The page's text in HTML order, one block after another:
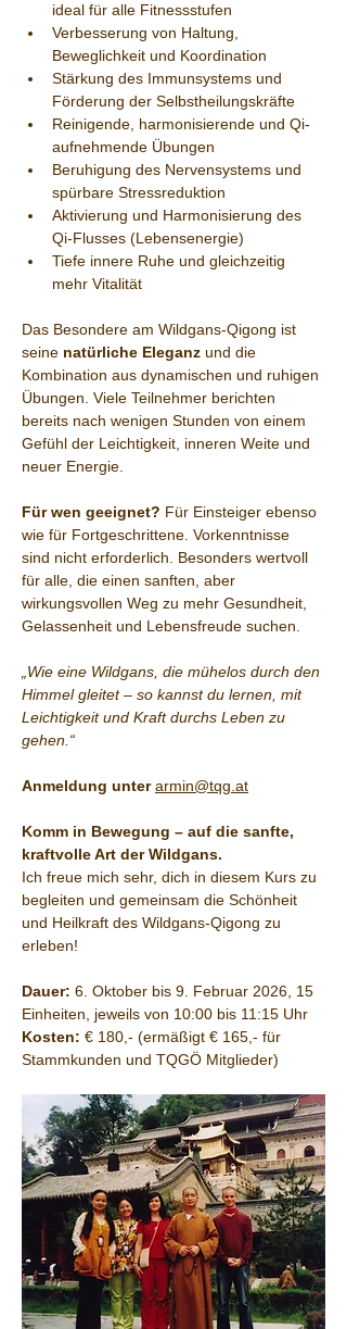
ideal für alle Fitnessstufen
Verbesserung von Haltung,
Beweglichkeit und Koordination
Stärkung des Immunsystems und
Förderung der Selbstheilungskräfte
Reinigende, harmonisierende und Qi-
aufnehmende Übungen
Beruhigung des Nervensystems und
spürbare Stressreduktion
Aktivierung und Harmonisierung des
Qi-Flusses (Lebensenergie)
Tiefe innere Ruhe und gleichzeitig
mehr Vitalität
Das Besondere am Wildgans-Qigong ist
seine natürliche Eleganz und die
Kombination aus dynamischen und ruhigen
Übungen. Viele Teilnehmer berichten
bereits nach wenigen Stunden von einem
Gefühl der Leichtigkeit, inneren Weite und
neuer Energie.
Für wen geeignet? Für Einsteiger ebenso
wie für Fortgeschrittene. Vorkenntnisse
sind nicht erforderlich. Besonders wertvoll
für alle, die einen sanften, aber
wirkungsvollen Weg zu mehr Gesundheit,
Gelassenheit und Lebensfreude suchen.
„Wie eine Wildgans, die mühelos durch den
Himmel gleitet – so kannst du lernen, mit
Leichtigkeit und Kraft durchs Leben zu
gehen.“
Anmeldung unter armin@tqg.at
Komm in Bewegung – auf die sanfte,
kraftvolle Art der Wildgans.
Ich freue mich sehr, dich in diesem Kurs zu
begleiten und gemeinsam die Schönheit
und Heilkraft des Wildgans-Qigong zu
erleben!
Dauer: 6. Oktober bis 9. Februar 2026, 15
Einheiten, jeweils von 10:00 bis 11:15 Uhr
Kosten: € 180,- (ermäßigt € 165,- für
Stammkunden und TQGÖ Mitglieder)